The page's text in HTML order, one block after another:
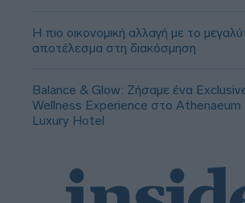
Η πιο οικονομική αλλαγή με το
αποτέλεσμα στη διακόσμηση
Balance & Glow: Ζήσαμε ένα
Wellness Experience στο Athenaeum
Luxury Hotel